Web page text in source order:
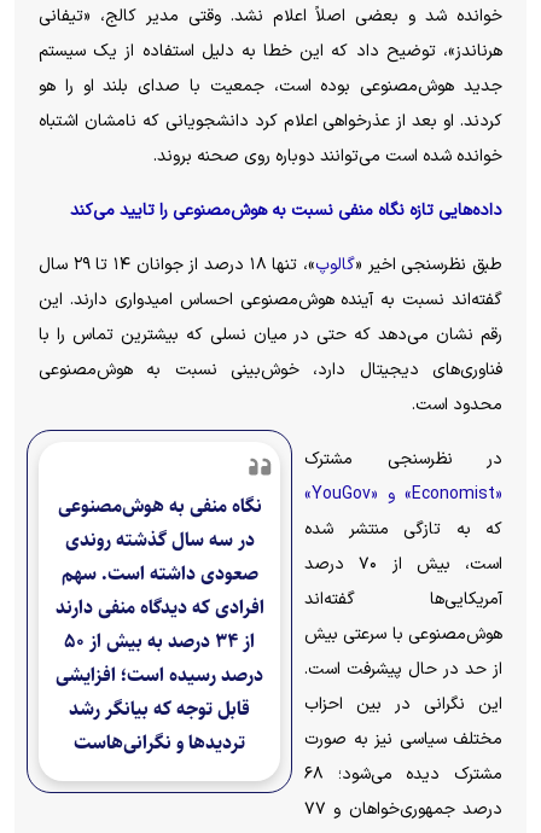
خوانده شد و بعضی اصلاً اعلام نشد. وقتی مدیر کالج، «تیفانی
هرناندز»، توضیح داد که این خطا به دلیل استفاده از یک سیستم
جدید هوش‌مصنوعی بوده است، جمعیت با صدای بلند او را هو
کردند. او بعد از عذرخواهی اعلام کرد دانشجویانی که نامشان اشتباه
خوانده شده است می‌توانند دوباره روی صحنه بروند.
داده‌هایی تازه نگاه منفی نسبت به هوش‌مصنوعی را تایید می‌کند
طبق نظرسنجی اخیر «گالوپ
»، تنها ۱۸ درصد از جوانان ۱۴ تا ۲۹ سال
گفته‌اند نسبت به آینده هوش‌مصنوعی احساس امیدواری دارند. این
رقم نشان می‌دهد که حتی در میان نسلی که بیشترین تماس را با
فناوری‌های دیجیتال دارد، خوش‌بینی نسبت به هوش‌مصنوعی
محدود است.
نگاه منفی به هوش‌مصنوعی
در سه سال گذشته روندی
صعودی داشته است. سهم
افرادی که دیدگاه منفی دارند
از ۳۴ درصد به بیش از ۵۰
درصد رسیده است؛ افزایشی
قابل توجه که بیانگر رشد
تردید‌ها و نگرانی‌هاست
در نظرسنجی مشترک
«Economist» و «YouGov»
که به تازگی منتشر شده
است، بیش از ۷۰ درصد
آمریکایی‌ها گفته‌اند
هوش‌مصنوعی با سرعتی بیش
از حد در حال پیشرفت است.
این نگرانی در بین احزاب
مختلف سیاسی نیز به صورت
مشترک دیده می‌شود؛ ۶۸
درصد جمهوری‌خواهان و ۷۷